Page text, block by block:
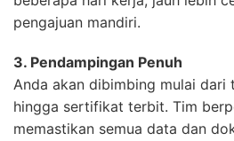
pengajuan mandiri.
3. Pendampingan Penuh
Anda akan dibimbing mulai dari
hingga sertifikat terbit. Tim
memastikan semua data dan